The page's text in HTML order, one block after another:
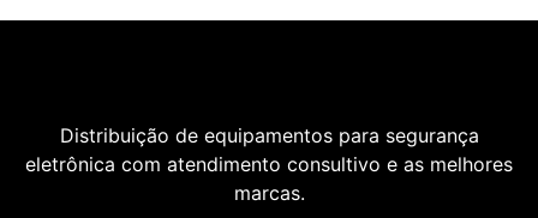
Distribuição de equipamentos para segurança
eletrônica com atendimento consultivo e as melhores
marcas.